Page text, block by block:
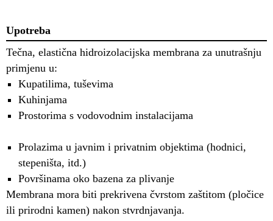
Upotreba
Tečna, elastična hidroizolacijska membrana za unutrašnju
primjenu u:
Kupatilima, tuševima
Kuhinjama
Prostorima s vodovodnim instalacijama
Prolazima u javnim i privatnim objektima (hodnici,
stepeništa, itd.)
Površinama oko bazena za plivanje
Membrana mora biti prekrivena čvrstom zaštitom (pločice
ili prirodni kamen) nakon stvrdnjavanja.